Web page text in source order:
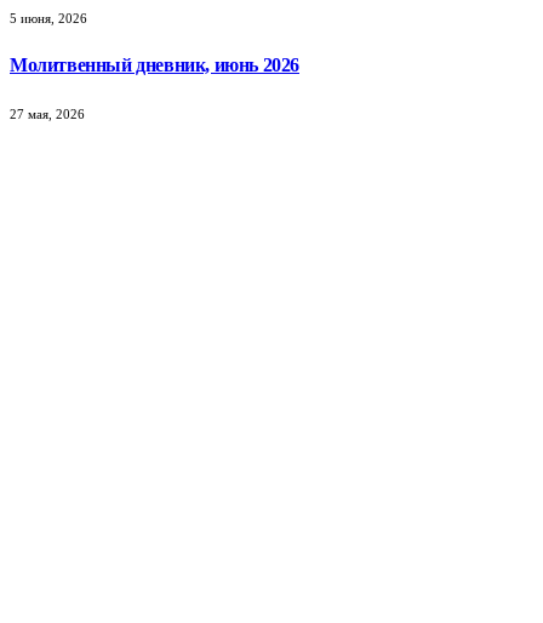
5 июня, 2026
Молитвенный дневник, июнь 2026
27 мая, 2026